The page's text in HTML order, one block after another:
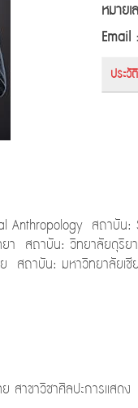
หมาย
Email :
ประวั
สถาบัน:
า สถาบัน: วิทยาลัยดุริย
สถาบัน: มหาวิทยาลัยเชี
สาขาวิชาศิลปะการแสดง